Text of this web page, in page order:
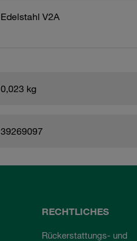
Edelstahl V2A
0,023 kg
39269097
RECHTLICHES
Rückerstattungs- und